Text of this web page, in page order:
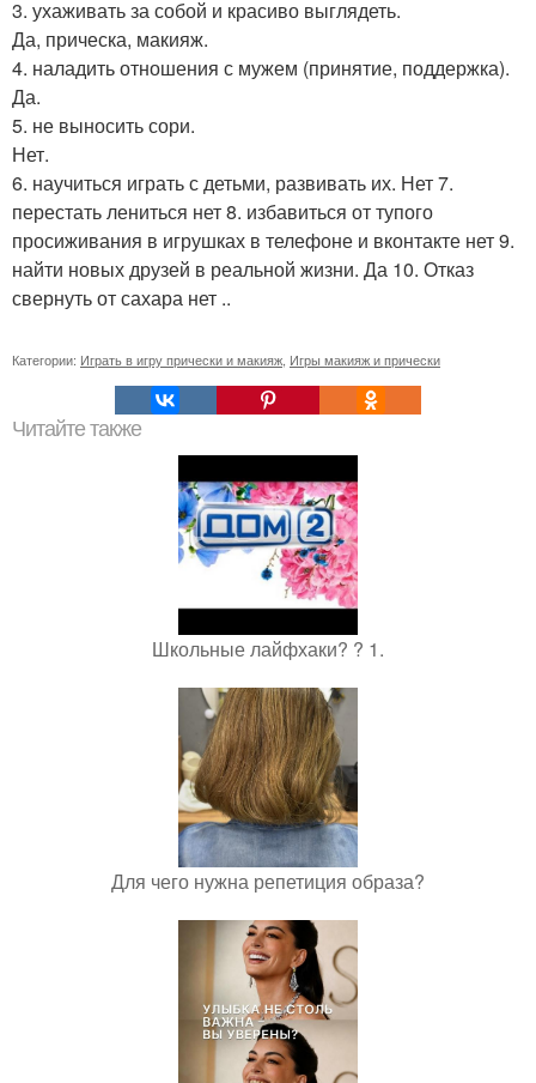
3. ухаживать за собой и красиво выглядеть.
Да, прическа, макияж.
4. наладить отношения с мужем (принятие, поддержка).
Да.
5. не выносить сори.
Нет.
6. научиться играть с детьми, развивать их. Нет 7.
перестать лениться нет 8. избавиться от тупого
просиживания в игрушках в телефоне и вконтакте нет 9.
найти новых друзей в реальной жизни. Да 10. Отказ
свернуть от сахара нет ..
Категории: Играть в игру прически и макияж Игры макияж и прически
Читайте также
Школьные лайфхаки? ? 1.
Для чего нужна репетиция образа?